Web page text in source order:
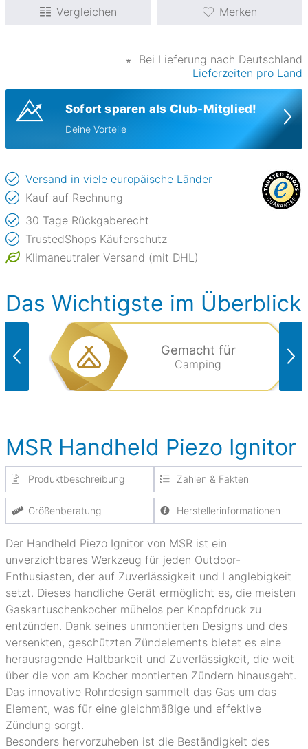
Vergleichen Merken
∗
Bei Lieferung nach Deutschland
Lieferzeiten pro Land
Sofort sparen als Club-Mitglied!
Deine Vorteile
Versand in viele europäische Länder
Kauf auf Rechnung
30 Tage Rückgaberecht
TrustedShops Käuferschutz
Klimaneutraler Versand (mit DHL)
Das Wichtigste im Überblick
Gemacht für
Camping
MSR Handheld Piezo Ignitor
Produktbeschreibung Zahlen & Fakten
Größenberatung Herstellerinformationen
Der Handheld Piezo Ignitor von MSR ist ein
unverzichtbares Werkzeug für jeden Outdoor-
Enthusiasten, der auf Zuverlässigkeit und Langlebigkeit
setzt. Dieses handliche Gerät ermöglicht es, die meisten
Gaskartuschenkocher mühelos per Knopfdruck zu
entzünden. Dank seines unmontierten Designs und des
versenkten, geschützten Zündelements bietet es eine
herausragende Haltbarkeit und Zuverlässigkeit, die weit
über die von am Kocher montierten Zündern hinausgeht.
Das innovative Rohrdesign sammelt das Gas um das
Element, was für eine gleichmäßige und effektive
Zündung sorgt.
Besonders hervorzuheben ist die Beständigkeit des